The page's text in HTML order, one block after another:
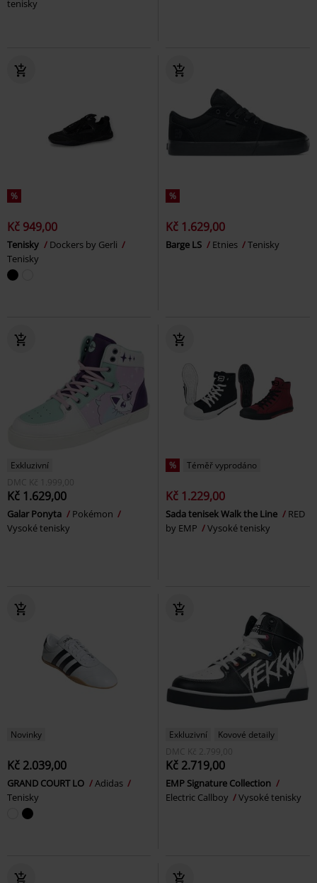
tenisky
%
Kč 949,00
Tenisky
Dockers by Gerli
Tenisky
%
Kč 1.629,00
Barge LS Etnies Tenisky
Exkluzivní
DMC
Kč 1.999,00
Kč 1.629,00
Galar Ponyta
Pokémon
Vysoké tenisky
% Téměř vyprodáno
Kč 1.229,00
Sada tenisek Walk the Line
RED
by EMP
Vysoké tenisky
Novinky
Kč 2.039,00
GRAND COURT LO
Adidas
Tenisky
Exkluzivní
Kovové detaily
DMC
Kč 2.799,00
Kč 2.719,00
EMP Signature Collection
Electric Callboy
Vysoké tenisky